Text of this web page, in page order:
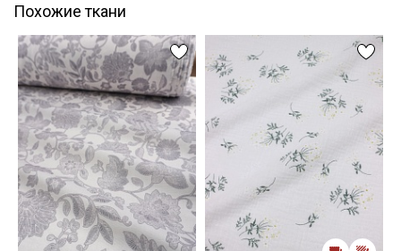
Похожие ткани